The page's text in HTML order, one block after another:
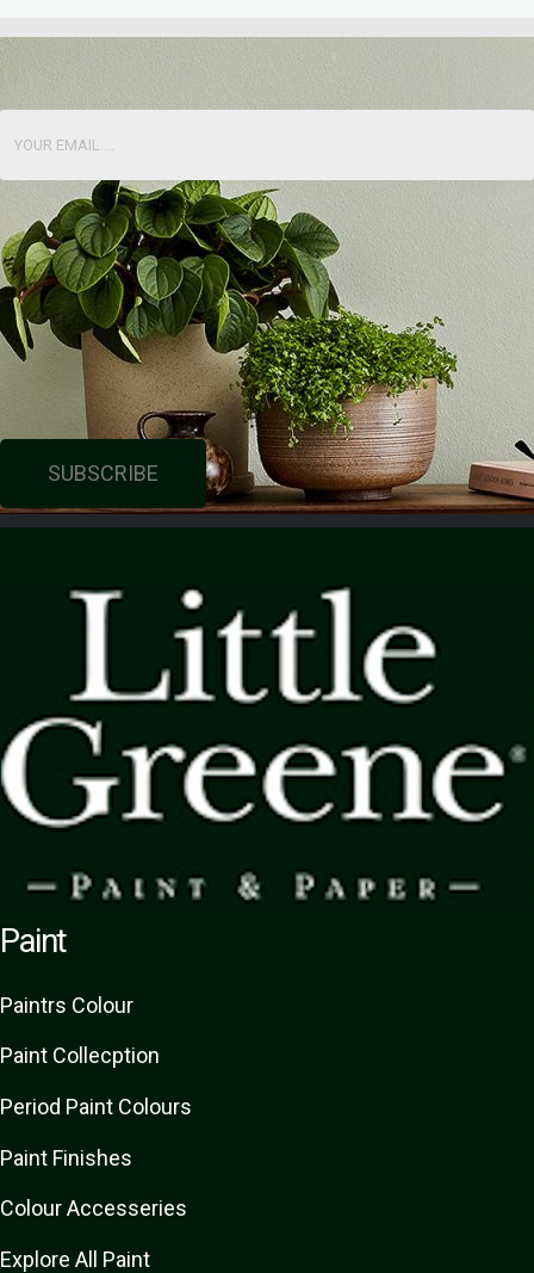
SUBSCRIBE
Paint
Paintrs Colour
Paint Collecption
Period Paint Colours
Paint Finishes
Colour Accesseries
Explore All Paint